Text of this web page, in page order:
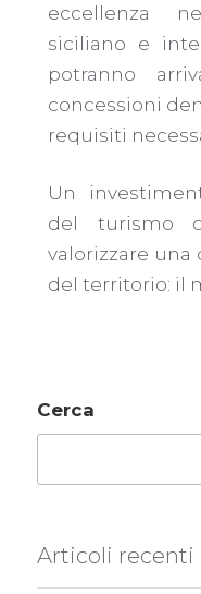
eccellenza
siciliano e
potranno
concessioni
requisiti
Un
del turismo
valorizzare una
del territorio: il
Cerca
Articoli recenti